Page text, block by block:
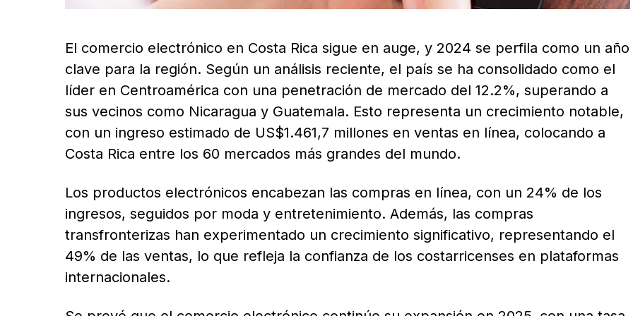
El comercio electrónico en Costa Rica sigue en auge, y 2024 se perfila como un año
clave para la región. Según un análisis reciente, el país se ha consolidado como el
líder en Centroamérica con una penetración de mercado del 12.2%, superando a
sus vecinos como Nicaragua y Guatemala. Esto representa un crecimiento notable,
con un ingreso estimado de US$1.461,7 millones en ventas en línea, colocando a
Costa Rica entre los 60 mercados más grandes del mundo.
Los productos electrónicos encabezan las compras en línea, con un 24% de los
ingresos, seguidos por moda y entretenimiento. Además, las compras
transfronterizas han experimentado un crecimiento significativo, representando el
49% de las ventas, lo que refleja la confianza de los costarricenses en plataformas
internacionales.